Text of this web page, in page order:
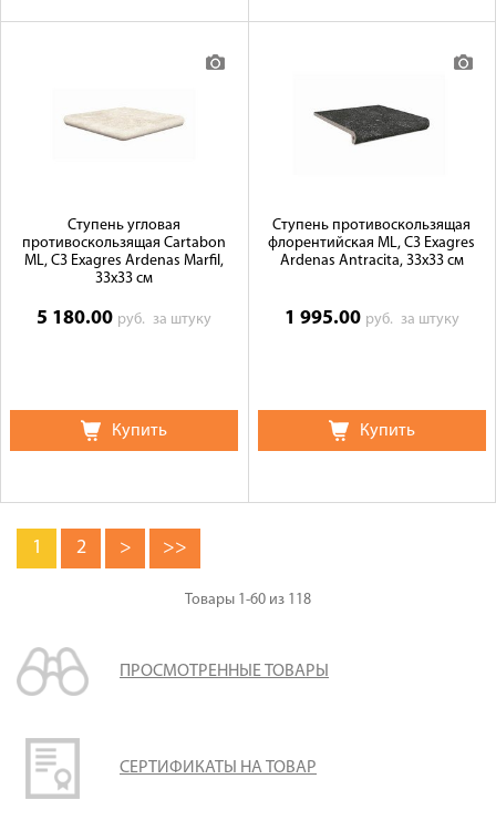
Ступень угловая
противоскользящая Cartabon
ML, C3 Exagres Ardenas Marfil,
33x33 см
5 180.00 руб.за штуку
Купить
Ступень противоскользящая
флорентийская ML, C3 Exagres
Ardenas Antracita, 33x33 см
1 995.00 руб. за штуку
Купить
1 2 > >>
Товары 1-60 из 118
ПРОСМОТРЕННЫЕ ТОВАРЫ
СЕРТИФИКАТЫ НА ТОВАР